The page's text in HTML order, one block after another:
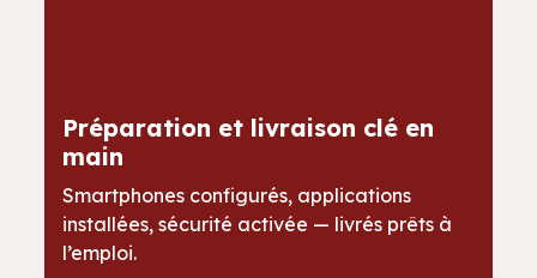
Préparation et livraison clé en
main
Smartphones configurés, applications
installées, sécurité activée — livrés prêts à
l’emploi.